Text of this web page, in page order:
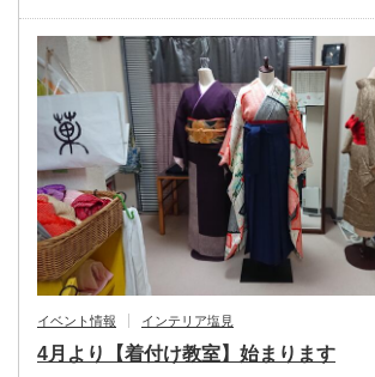
イベント情報 インテリア塩見
4月より【着付け教室】始まります